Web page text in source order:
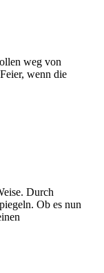
weg von
wenn die
Durch
Ob es nun